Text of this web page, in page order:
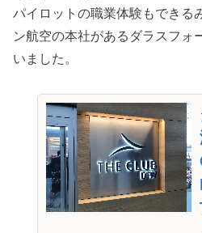
パイロットの職業体験もできる
ン航空の本社があるダラスフォ
いました。